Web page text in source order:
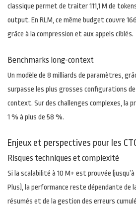
classique permet de traiter 111,1 M de
output. En RLM, ce même budget couvre
grâce à la compression et aux appels ciblés.
Benchmarks long-context
Un modèle de 8 milliards de paramètres,
surpasse les plus grosses configurations
context. Sur des challenges complexes, la
1 % à plus de 58 %.
Enjeux et perspectives pour les
Risques techniques et complexité
Si la scalabilité à 10 M+ est prouvée
Plus), la performance reste dépendante de
résumés et de la gestion des erreurs